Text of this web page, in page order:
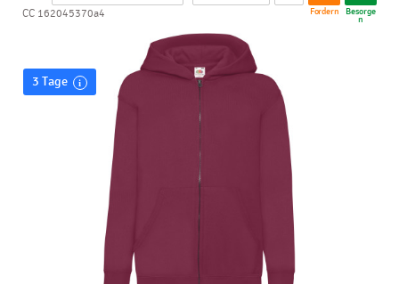
Fordern Besorge
n
CC 162045370a4
3 Tage